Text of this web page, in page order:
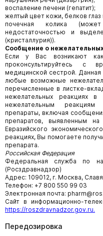
воспаление печени (гепатит);
желтый цвет кожи, белков
почечная колика
недостаточностью и
(кристаллурия)).
Сообщение о
Если у Вас возникают
проконсультируйтесь с
медицинской сестрой.
любые возможные
перечисленные в листке-
нежелательных реакциях
нежелательным
препараты, включая
препаратов, выявленным
Евразийского
реакциях, Вы помогаете
препарата.
Российская Федерация
Федеральная служба по
(Росздравнадзор)
Адрес: 109012, г. Москва,
Телефон: +7 800 550 99 03
Электронная почта:
Сайт в информационно-
https://roszdravnadzor.gov.ru.
Передозировка